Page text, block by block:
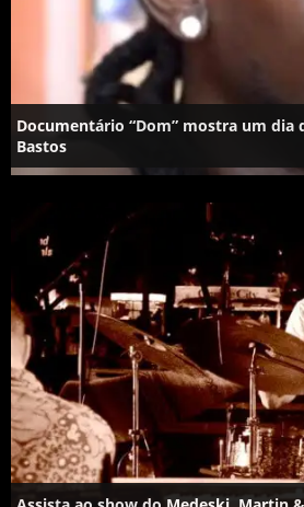
Documentário “Dom” mostra um dia
Bastos